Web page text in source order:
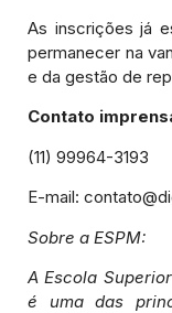
As inscrições já
permanecer na
e da gestão de
Contato
(11) 99964-3193
E-mail:
Sobre a ESPM:
A Escola
é uma das